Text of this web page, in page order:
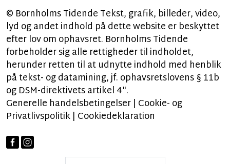
© Bornholms Tidende Tekst, grafik, billeder, video,
lyd og andet indhold på dette website er beskyttet
efter lov om ophavsret. Bornholms Tidende
forbeholder sig alle rettigheder til indholdet,
herunder retten til at udnytte indhold med henblik
på tekst- og datamining, jf. ophavsretslovens § 11b
og DSM-direktivets artikel 4".
Generelle handelsbetingelser| Cookie- og
Privatlivspolitik| Cookiedeklaration